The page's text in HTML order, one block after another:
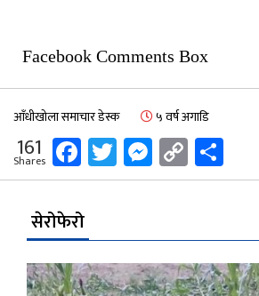
Facebook Comments Box
आँधीखोला समाचार डेस्क ५ वर्ष अगाडि
161
Shares Facebook
Twitter
Messenger
Copy
Link
सेरोफेरो